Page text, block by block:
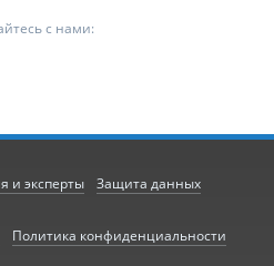
с нами:
и эксперты Защита данных
Политика конфиденциальности